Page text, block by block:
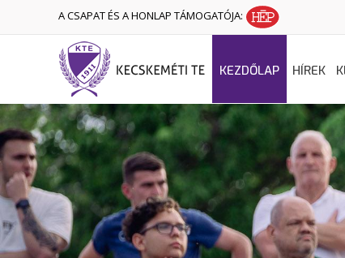
A CSAPAT ÉS A HONLAP TÁMOGATÓJA:
KEZDŐLAP HÍREK